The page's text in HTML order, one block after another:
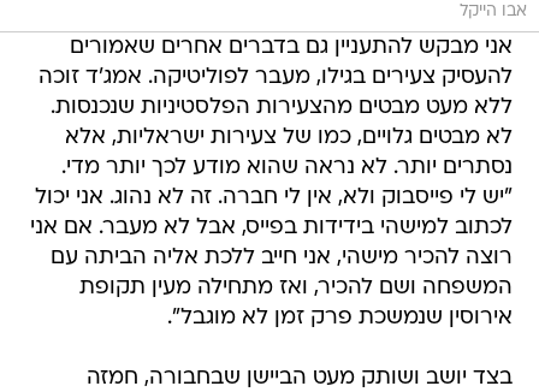
אבו הייקל
אני מבקש להתעניין גם בדברים אחרים שאמורים
להעסיק צעירים בגילו, מעבר לפוליטיקה. אמג'ד זוכה
ללא מעט מבטים מהצעירות הפלסטיניות שנכנסות.
לא מבטים גלויים, כמו של צעירות ישראליות, אלא
נסתרים יותר. לא נראה שהוא מודע לכך יותר מדי.
"יש לי פייסבוק ולא, אין לי חברה. זה לא נהוג. אני יכול
לכתוב למישהי בידידות בפייס, אבל לא מעבר. אם אני
רוצה להכיר מישהי, אני חייב ללכת אליה הביתה עם
המשפחה ושם להכיר, ואז מתחילה מעין תקופת
אירוסין שנמשכת פרק זמן לא מוגבל".
בצד יושב ושותק מעט הביישן שבחבורה, חמזה